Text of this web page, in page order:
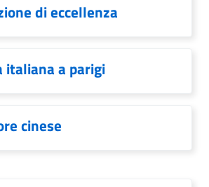
di eccellenza
italiana a parigi
cinese